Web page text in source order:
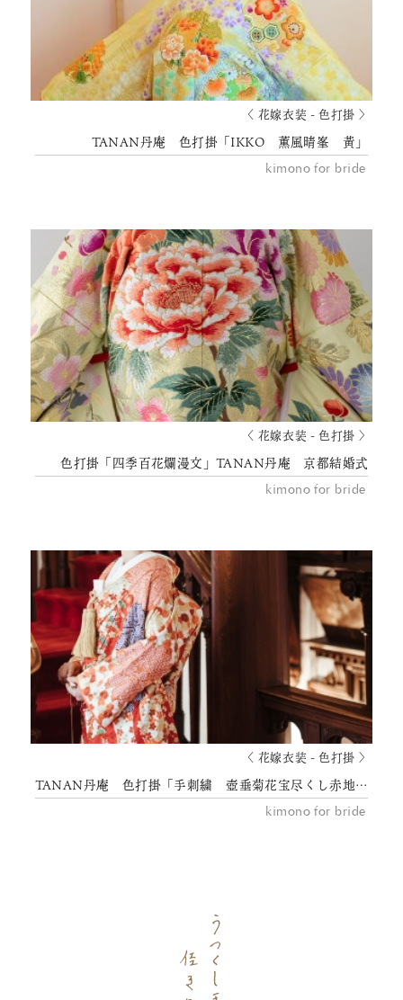
〈 花嫁衣装 - 色打掛 〉
TANAN丹庵 色打掛「IKKO 薫風晴峯 黃」
kimono for bride
〈 花嫁衣装 - 色打掛 〉
色打掛「四季百花爛漫文」TANAN丹庵 京都結婚式
kimono for bride
〈 花嫁衣装 - 色打掛 〉
TANAN丹庵 色打掛「手刺繍 壺垂菊花宝尽くし赤地文」
kimono for bride